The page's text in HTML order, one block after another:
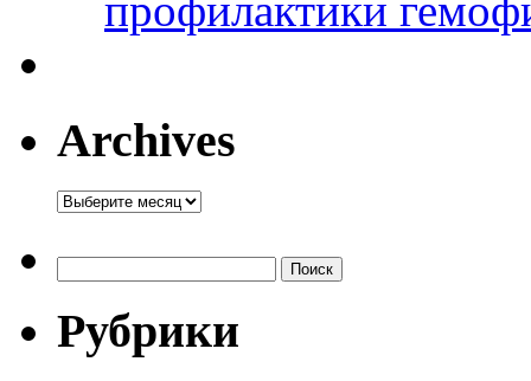
профилактики
Archives
Archives
Рубрики